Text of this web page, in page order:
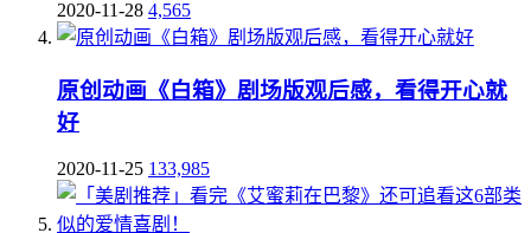
2020-11-28 4,565
原创动画《白箱》剧场版观后感，看得开心就
好
2020-11-25 133,985